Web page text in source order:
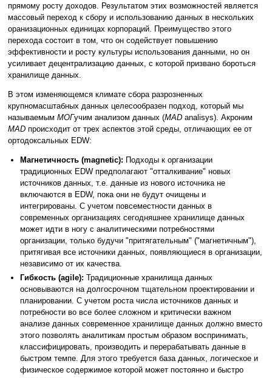
прямому росту доходов. Результатом этих возможностей является
массовый переход к сбору и использованию данных в нескольких
оранизационных единицах корпораций. Преимущество этого
перехода состоит в том, что он содействует повышению
эффективности и росту культуры использования данными, но он
усиливает децентрализацию данных, с которой призвано бороться
хранилище данных.
В этом изменяющемся климате сбора разрозненных
крупномасштабных данных целесообразен подход, который мы
называемым МОГучим анализом данных (MAD analisys). Акроним
MAD происходит от трех аспектов этой среды, отличающих ее от
ортодоксальных EDW:
Магнетичность (magnetic): Подходы к организации
традиционных EDW предполагают "отталкивание" новых
источников данных, т.е. данные из нового источника не
включаются в EDW, пока они не будут очищены и
интегрированы. С учетом повсеместности данных в
современных организациях сегодняшнее хранилище данных
может идти в ногу с аналитическими потребностями
организации, только будучи "притягательным" ("магнетичным"),
притягивая все источники данных, появляющиеся в организации,
независимо от их качества.
Гибкость (agile): Традиционные хранилища данных
основываются на долгосрочном тщательном проектировании и
планировании. С учетом роста числа источников данных и
потребности во все более сложном и критически важном
анализе данных современное хранилище данных должно вместо
этого позволять аналитикам простым образом воспринимать,
классифицировать, производить и перерабатывать данные в
быстром темпе. Для этого требуется база данных, логическое и
физическое содержимое которой может постоянно и быстро